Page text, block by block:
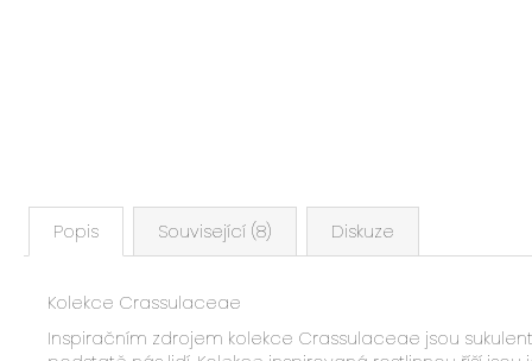
Popis Související (8) Diskuze
Kolekce Crassulaceae
Inspiračním zdrojem kolekce Crassulaceae jsou